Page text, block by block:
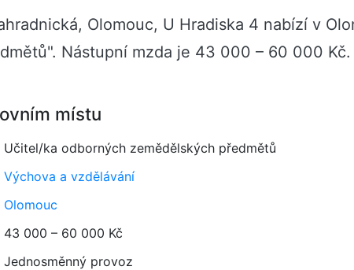
Olomouc, U Hradiska 4 nabízí v
Nástupní mzda je 43 000 – 60 000 Kč.
místu
Učitel/ka odborných zemědělských předmětů
Výchova a vzdělávání
Olomouc
43 000 – 60 000 Kč
Jednosměnný provoz